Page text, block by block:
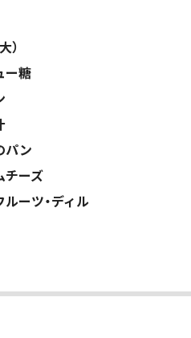
）
ー糖
パン
チーズ
ーツ・ディル